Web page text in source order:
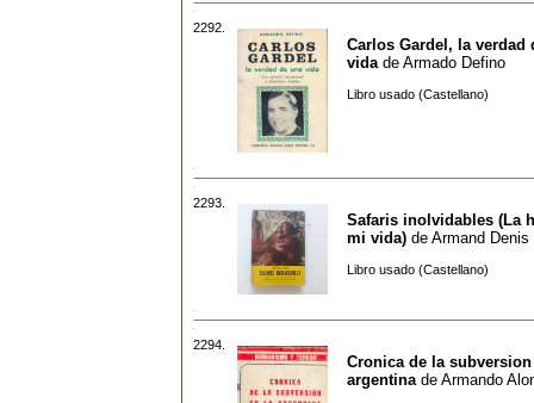
2292.
Carlos Gardel, la verdad
vida de Armado Defino
Libro usado (Castellano)
2293.
Safaris inolvidables (La
mi vida) de Armand Denis
Libro usado (Castellano)
2294.
Cronica de la
argentina de Armando